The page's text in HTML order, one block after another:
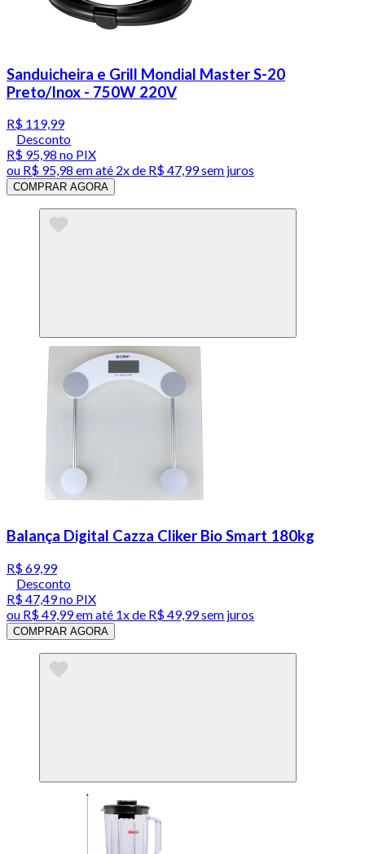
Sanduicheira e Grill Mondial Master S-20
Preto/Inox - 750W 220V
R$ 119,99
Desconto
R$ 95,98 no PIX
ou R$ 95,98 em até 2x de R$ 47,99 sem juros
COMPRAR AGORA
Balança Digital Cazza Cliker Bio Smart 180kg
R$ 69,99
Desconto
R$ 47,49no PIX
ou R$ 49,99em até 1x de R$ 49,99sem juros
COMPRAR AGORA